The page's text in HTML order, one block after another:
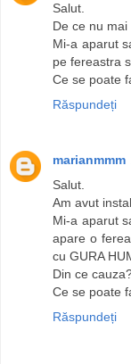
Salut.
De ce nu
Mi-a aparut
pe fereastra
Ce se poate
Răspundeți
marianmmm
Salut.
Am avut
Mi-a aparut
apare o
cu GURA
Din ce
Ce se poate
Răspundeți